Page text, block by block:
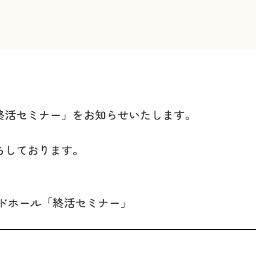
セミナー」をお知らせいたします。
ております。
ホール「終活セミナー」